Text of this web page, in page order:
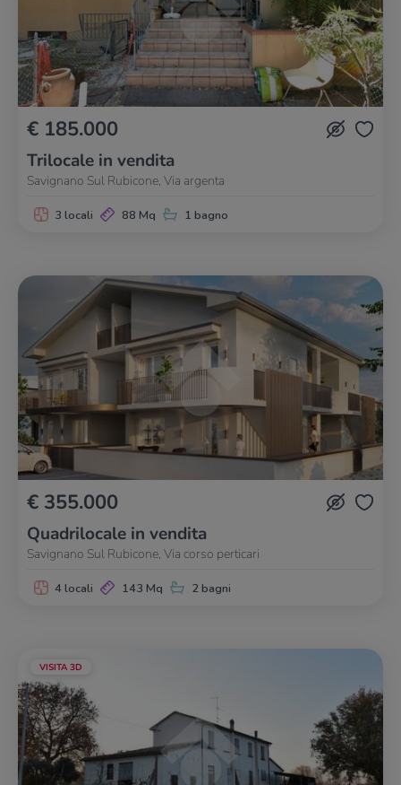
€ 185.000
Trilocale in vendita
Savignano Sul Rubicone, Via argenta
3 locali 88 Mq 1 bagno
€ 355.000
Quadrilocale in vendita
Savignano Sul Rubicone, Via corso perticari
4 locali 143 Mq 2 bagni
VISITA 3D